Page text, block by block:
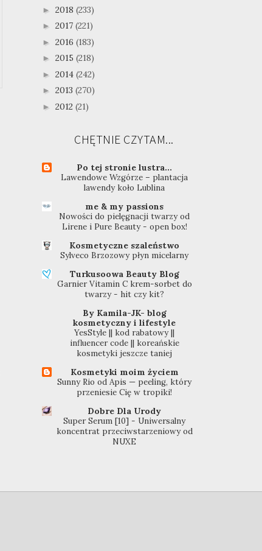
► 2018 (233)
► 2017 (221)
► 2016 (183)
► 2015 (218)
► 2014 (242)
► 2013 (270)
► 2012 (21)
CHĘTNIE CZYTAM...
Po tej stronie lustra...
Lawendowe Wzgórze – plantacja
lawendy koło Lublina
me & my passions
Nowości do pielęgnacji twarzy od
Lirene i Pure Beauty - open box!
Kosmetyczne szaleństwo
Sylveco Brzozowy płyn micelarny
Turkusoowa Beauty Blog
Garnier Vitamin C krem-sorbet do
twarzy - hit czy kit?
By Kamila-JK- blog
kosmetyczny i lifestyle
YesStyle || kod rabatowy ||
influencer code || koreańskie
kosmetyki jeszcze taniej
Kosmetyki moim życiem
Sunny Rio od Apis — peeling, który
przeniesie Cię w tropiki!
Dobre Dla Urody
Super Serum [10] - Uniwersalny
koncentrat przeciwstarzeniowy od
NUXE